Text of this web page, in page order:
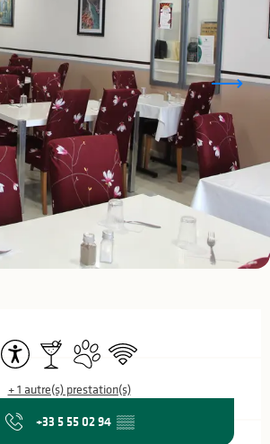
AccessibilitéBar / Buvette
Animaux acceptés
WiFi
+ 1 autre(s) prestation(s)
+33 5 55 02 94 ▒▒